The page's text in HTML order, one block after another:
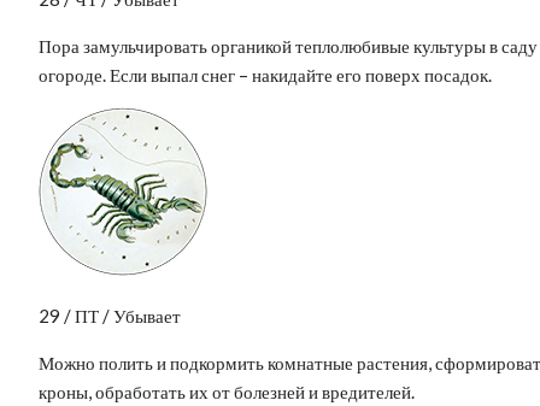
Пора замульчировать органикой теплолюбивые культуры в
огороде. Если выпал снег – накидайте его поверх посадок.
29 / ПТ / Убывает
Можно полить и подкормить комнатные растения,
кроны, обработать их от болезней и вредителей.